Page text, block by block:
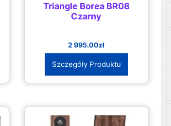
Triangle Borea BR08
Czarny
2 995.00zł
Szczegóły Produktu